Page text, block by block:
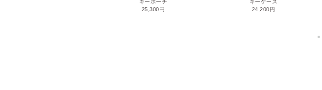
キーポーチ
25,300円
キーケース
24,200円